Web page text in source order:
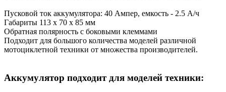
Пусковой ток аккумулятора: 40 Ампер, емкость - 2.5 А/ч
Габариты 113 х 70 х 85 мм
Обратная полярность с боковыми клеммами
Подходит для большого количества моделей различной
мотоциклетной техники от множества производителей.
Аккумулятор подходит для моделей техники: